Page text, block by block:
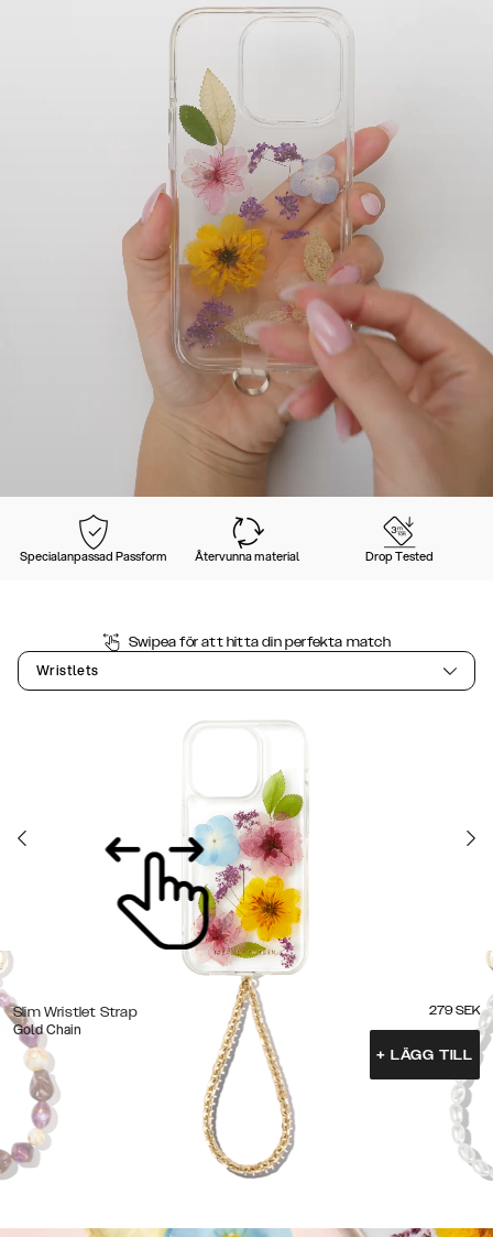
Specialanpassad Passform Återvunna material Drop Tested
Swipea för att hitta din perfekta match
Wristlets
Slim Wristlet Strap
Gold Chain
279 SEK
+ LÄGG TILL